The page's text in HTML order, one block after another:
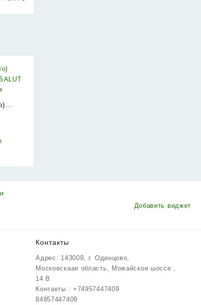
Добавить виджет
Контакты
Адрес: 143009, г. Одинцово,
Московскаая область, Можайское шоссе ,
14 В
Контакты : +74957447409
84957447409